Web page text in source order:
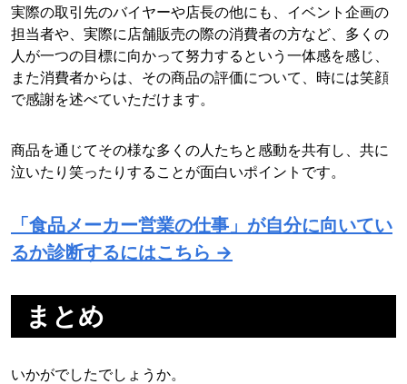
実際の取引先のバイヤーや店長の他にも、イベント企画の
担当者や、実際に店舗販売の際の消費者の方など、多くの
人が一つの目標に向かって努力するという一体感を感じ、
また消費者からは、その商品の評価について、時には笑顔
で感謝を述べていただけます。
商品を通じてその様な多くの人たちと感動を共有し、共に
泣いたり笑ったりすることが面白いポイントです。
「食品メーカー営業の仕事」が自分に向いてい
るか診断するにはこちら →
まとめ
いかがでしたでしょうか。